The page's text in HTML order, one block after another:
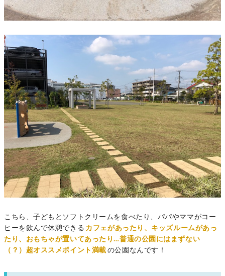
こちら、子どもとソフトクリームを食べたり、パパやママがコー
ヒーを飲んで休憩できる カフェがあったり、キッズルームがあっ
たり、おもちゃが置いてあったり…普通の公園にはまずない
（？）超オススメポイント満載 の公園なんです！